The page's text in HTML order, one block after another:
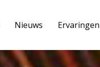
Nieuws Ervaringen